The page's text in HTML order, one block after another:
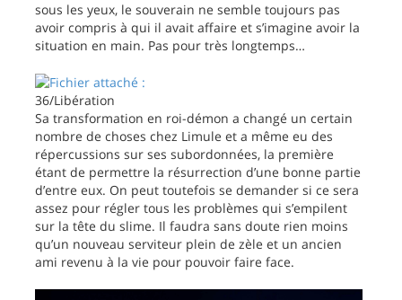
sous les yeux, le souverain ne semble toujours pas
avoir compris à qui il avait affaire et s’imagine avoir la
situation en main. Pas pour très longtemps…
36/Libération
Sa transformation en roi-démon a changé un certain
nombre de choses chez Limule et a même eu des
répercussions sur ses subordonnées, la première
étant de permettre la résurrection d’une bonne partie
d’entre eux. On peut toutefois se demander si ce sera
assez pour régler tous les problèmes qui s’empilent
sur la tête du slime. Il faudra sans doute rien moins
qu’un nouveau serviteur plein de zèle et un ancien
ami revenu à la vie pour pouvoir faire face.